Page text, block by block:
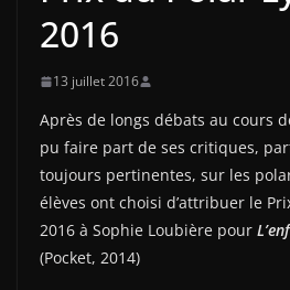
2016
13 juillet 2016
Après de longs débats au cours
pu faire part de ses critiques,
toujours pertinentes, sur les
élèves ont choisi d’attribuer le
2016 à Sophie Loubière pour
(Pocket, 2014)